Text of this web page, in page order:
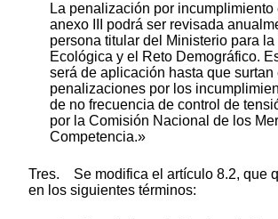
La penalización por incumplimiento
anexo III podrá ser revisada
persona titular del Ministerio para la
Ecológica y el Reto Demográfico.
será de aplicación hasta que surtan
penalizaciones por los
de no frecuencia de control de
por la Comisión Nacional de los
Competencia.»
Tres. Se modifica el artículo 8.2, que
en los siguientes términos: